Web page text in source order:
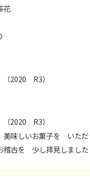
花
2020 R3）
2020 R3）
味しいお菓子を いただ
稽古を 少し拝見しました